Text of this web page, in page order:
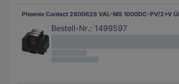
Bestell-Nr.: 1499597